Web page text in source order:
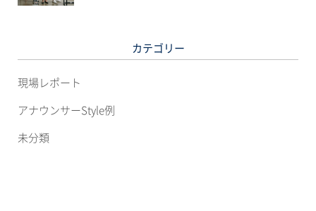
カテゴリー
現場レポート
アナウンサーStyle例
未分類